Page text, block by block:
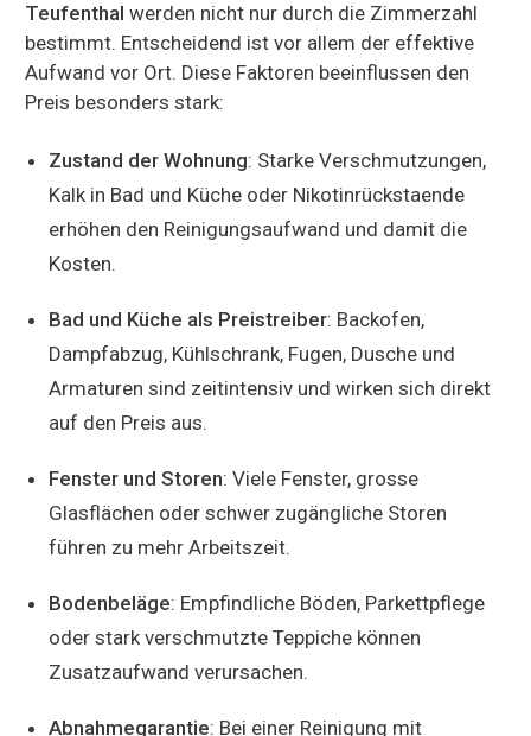
Teufenthal werden nicht nur durch die Zimmerzahl
bestimmt. Entscheidend ist vor allem der effektive
Aufwand vor Ort. Diese Faktoren beeinflussen den
Preis besonders stark:
Zustand der Wohnung: Starke Verschmutzungen,
Kalk in Bad und Küche oder Nikotinrückstaende
erhöhen den Reinigungsaufwand und damit die
Kosten.
Bad und Küche als Preistreiber: Backofen,
Dampfabzug, Kühlschrank, Fugen, Dusche und
Armaturen sind zeitintensiv und wirken sich direkt
auf den Preis aus.
Fenster und Storen: Viele Fenster, grosse
Glasflächen oder schwer zugängliche Storen
führen zu mehr Arbeitszeit.
Bodenbeläge: Empfindliche Böden, Parkettpflege
oder stark verschmutzte Teppiche können
Zusatzaufwand verursachen.
Abnahmegarantie: Bei einer Reinigung mit